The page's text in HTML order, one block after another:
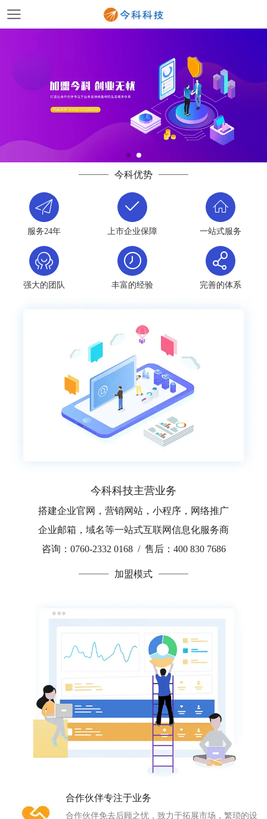
今科优势
服务24年 上市企业保障 一站式服务
强大的团队 丰富的经验 完善的体系
今科科技主营业务
搭建企业官网，营销网站，小程序，网络推广
企业邮箱，域名等一站式互联网信息化服务商
咨询：0760-2332 0168 / 售后：400 830 7686
加盟模式
合作伙伴专注于业务
合作伙伴免去后顾之忧，致力于拓展市场，繁琐的设